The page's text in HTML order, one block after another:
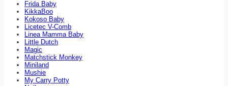
Frida Baby
KikkaBoo
Kokoso Baby
Licetec V-Comb
Linea Mamma Baby
Little Dutch
Magic
Matchstick Monkey
Miniland
Mushie
My Carry Potty